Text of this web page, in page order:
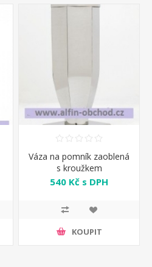
Váza na pomník zaoblená
s kroužkem
540 Kč s DPH
KOUPIT